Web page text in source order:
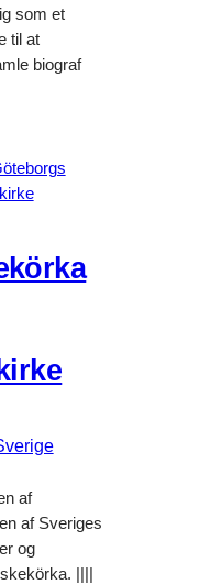
som et
til at
biograf
af
af Sveriges
og
||||